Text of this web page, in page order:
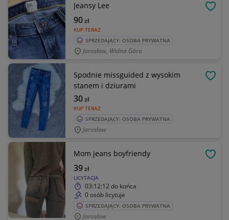
Jeansy Lee
KUP TERAZ
90zł
SPRZEDAJĄCY: OSOBA PRYWATNA
Jarosław, Widna Góra
Spodnie missguided z wysokim
stanem i dziurami
KUP TERAZ
30zł
SPRZEDAJĄCY: OSOBA PRYWATNA
Jarosław
Mom jeans boyfriendy
LICYTACJA
39zł
03:12:12 do końca
0 osób licytuje
SPRZEDAJĄCY: OSOBA PRYWATNA
Jarosław